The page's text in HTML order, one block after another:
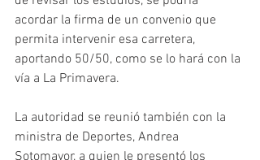
acordar la firma de un convenio que
permita intervenir esa carretera,
aportando 50/50, como se lo hará con la
vía a La Primavera.
La autoridad se reunió también con la
ministra de Deportes, Andrea